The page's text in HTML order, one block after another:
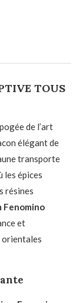
TOUS
de l’art
élégant de
transporte
les épices
résines
Fenomino
et
orientales